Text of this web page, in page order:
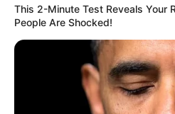
This 2-Minute Test Reveals Your
People Are Shocked!